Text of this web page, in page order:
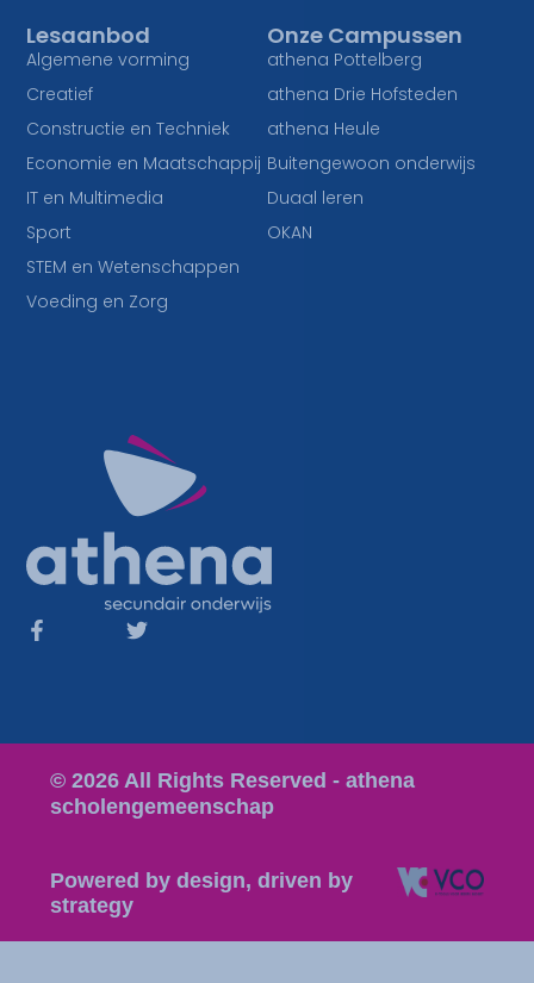
Onze Campussen
athena Pottelberg
athena Drie Hofsteden
athena Heule
Buitengewoon onderwijs
Duaal leren
OKAN
Lesaanbod
Algemene vorming
Creatief
Constructie en Techniek
Economie en Maatschappij
IT en Multimedia
Sport
STEM en Wetenschappen
Voeding en Zorg
© 2026 All Rights Reserved - athena
scholengemeenschap
Powered by design, driven by
strategy